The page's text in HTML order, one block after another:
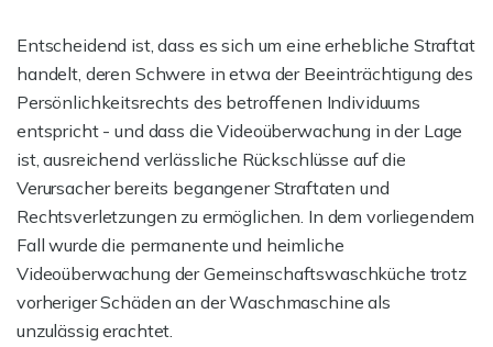
Entscheidend ist, dass es sich um eine erhebliche Straftat
handelt, deren Schwere in etwa der Beeinträchtigung des
Persönlichkeitsrechts des betroffenen Individuums
entspricht - und dass die Videoüberwachung in der Lage
ist, ausreichend verlässliche Rückschlüsse auf die
Verursacher bereits begangener Straftaten und
Rechtsverletzungen zu ermöglichen. In dem vorliegendem
Fall wurde die permanente und heimliche
Videoüberwachung der Gemeinschaftswaschküche trotz
vorheriger Schäden an der Waschmaschine als
unzulässig erachtet.